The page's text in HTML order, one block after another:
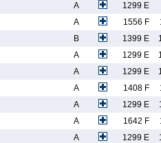
A
1299 E
A 1556 F
B 1399 E
A 1299 E
A 1299 E
A 1408 F
A 1299 E
A 1642 F
A 1299 E